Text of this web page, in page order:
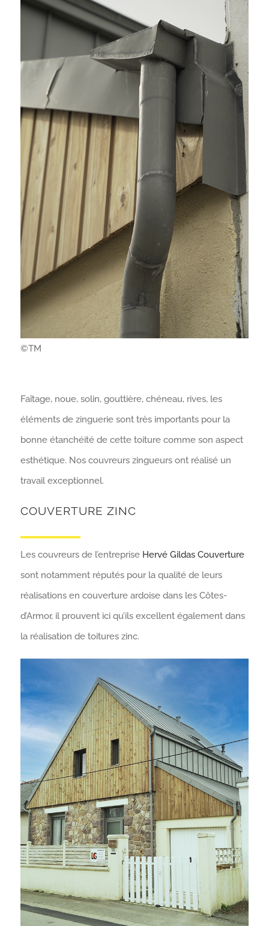
©TM
Faîtage, noue, solin, gouttière, chéneau, rives, les
éléments de zinguerie sont très importants pour la
bonne étanchéité de cette toiture comme son aspect
esthétique. Nos couvreurs zingueurs ont réalisé un
travail exceptionnel.
COUVERTURE ZINC
Les couvreurs de l’entreprise Hervé Gildas Couverture
sont notamment réputés pour la qualité de leurs
réalisations en couverture ardoise dans les Côtes-
d’Armor, il prouvent ici qu’ils excellent également dans
la réalisation de toitures zinc.